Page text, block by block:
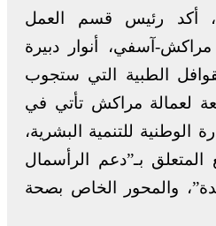
أكد رئيس قسم العمل
مراكش-آسفي، أنوار دبيرة
الطبية التي ستجوب
لعمالة مراكش تأتي في
الوطنية للتنمية البشرية،
المتعلق بـ”دعم الرأسمال
والمحور الخاص بصحة